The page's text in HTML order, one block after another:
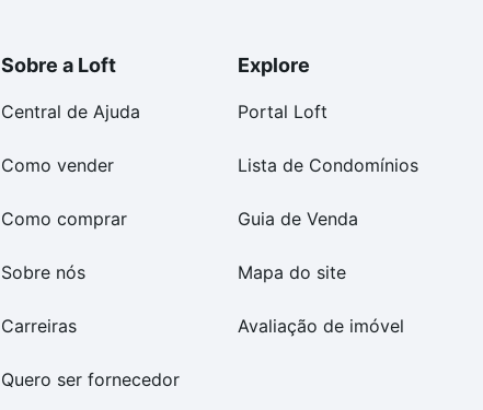
Sobre a Loft
Central de Ajuda
Como vender
Como comprar
Sobre nós
Carreiras
Quero ser fornecedor
Explore
Portal Loft
Lista de Condomínios
Guia de Venda
Mapa do site
Avaliação de imóvel